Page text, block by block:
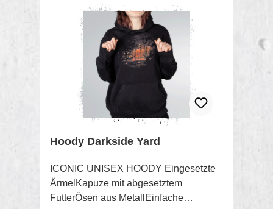
Hoody Darkside Yard
ICONIC UNISEX HOODY Eingesetzte
ÄrmelKapuze mit abgesetztem
FutterÖsen aus MetallEinfache